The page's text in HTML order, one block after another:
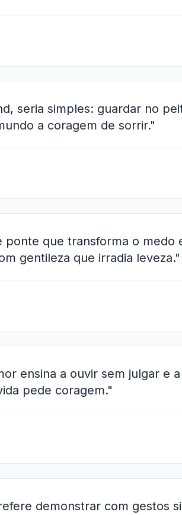
seria simples: guardar no
a coragem de sorrir."
ponte que transforma o medo
gentileza que irradia leveza."
ensina a ouvir sem julgar e
pede coragem."
demonstrar com gestos